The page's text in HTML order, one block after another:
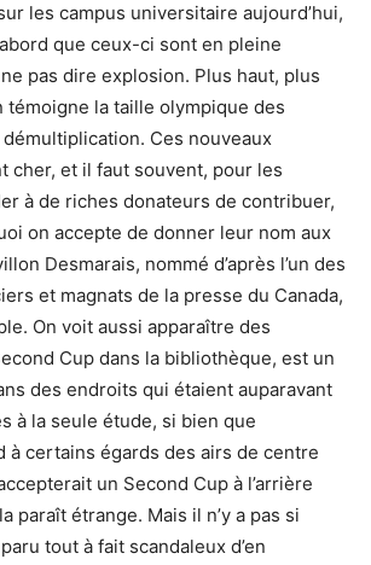
les campus universitaire aujourd’hui,
que ceux-ci sont en pleine
pas dire explosion. Plus haut, plus
la taille olympique des
Ces nouveaux
cher, et il faut souvent, pour les
à de riches donateurs de contribuer,
on accepte de donner leur nom aux
Desmarais, nommé d’après l’un des
et magnats de la presse du Canada,
On voit aussi apparaître des
Cup dans la bibliothèque, est un
des endroits qui étaient auparavant
à la seule étude, si bien que
à certains égards des airs de centre
un Second Cup à l’arrière
paraît étrange. Mais il n’y a pas si
tout à fait scandaleux d’en